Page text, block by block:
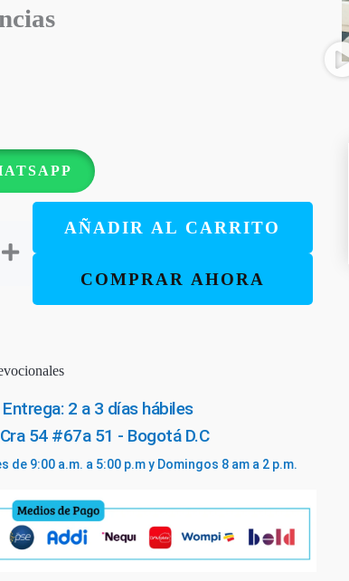
AÑADIR AL CARRITO
COMPRAR AHORA
2 a 3 días hábiles
54 #67a 51 - Bogotá D.C
9:00 a.m. a 5:00 p.m y Domingos 8 am a 2 p.m.